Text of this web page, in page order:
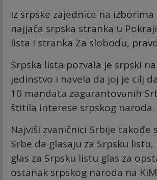
Iz srpske zajednice na
najjača srpska stranka u
lista i stranka Za slobodu,
Srpska lista pozvala je srpski
jedinstvo i navela da joj je cilj
10 mandata zagarantovanih
štitila interese srpskog naroda.
Najviši zvaničnici Srbije takođe
Srbe da glasaju za Srpsku
glas za Srpsku listu glas za
ostanak srpskog naroda na